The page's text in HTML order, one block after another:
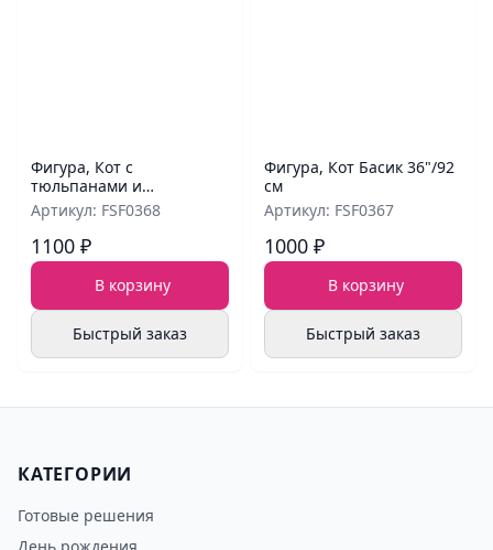
Фигура, Кот с
тюльпанами и
шампанским 46"/117 см
Артикул: FSF0368
1100 ₽
В корзину
Быстрый заказ
Фигура, Кот Басик 36"/92
см
Артикул: FSF0367
1000 ₽
В корзину
Быстрый заказ
КАТЕГОРИИ
Готовые решения